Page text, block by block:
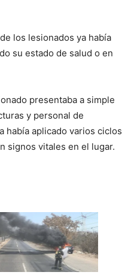
los lesionados ya había
su estado de salud o en
presentaba a simple
y personal de
había aplicado varios ciclos
signos vitales en el lugar.